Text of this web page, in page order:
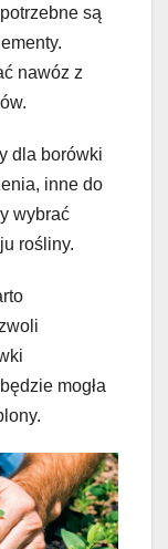
są
nawóz z
dla borówki
inne do
wybrać
rośliny.
mogła